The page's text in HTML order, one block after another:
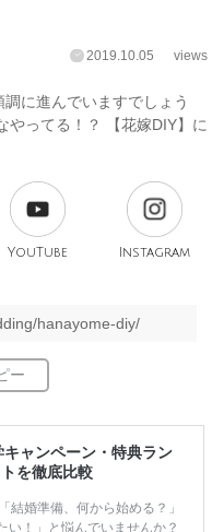
2019.10.05 views
に進んでいますでしょう
やってる！？ 【花嫁DIY】に
YouTube Instagram
hanayome-diy/
ャンペーン・特典ラン
を徹底比較
婚準備、何から始める？」
い！」と悩んでいませんか？